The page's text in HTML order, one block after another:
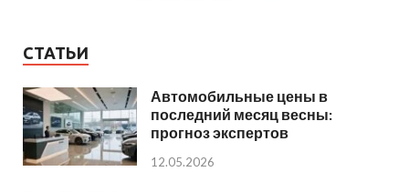
СТАТЬИ
Автомобильные цены в
последний месяц весны:
прогноз экспертов
12.05.2026